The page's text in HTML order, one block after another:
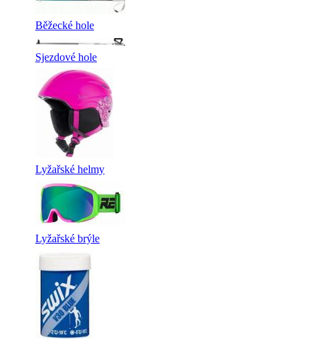
Běžecké hole
Sjezdové hole
Lyžařské helmy
Lyžařské brýle